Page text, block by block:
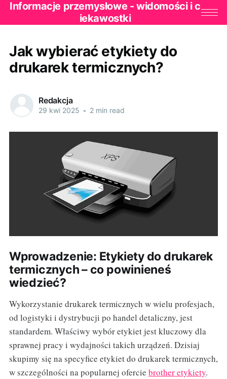
Informacje przemysłowe - widomości i c
iekawostki
Jak wybierać etykiety do
drukarek termicznych?
Redakcja
29 kwi 2025 • 2 min read
Wprowadzenie: Etykiety do drukarek
termicznych – co powinieneś
wiedzieć?
Wykorzystanie drukarek termicznych w wielu profesjach,
od logistyki i dystrybucji po handel detaliczny, jest
standardem. Właściwy wybór etykiet jest kluczowy dla
sprawnej pracy i wydajności takich urządzeń. Dzisiaj
skupimy się na specyfice etykiet do drukarek termicznych,
w szczególności na popularnej ofercie brother etykiety.